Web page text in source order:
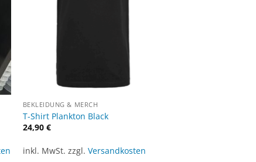
BEKLEIDUNG & MERCH
T-Shirt Plankton Black
24,90 €
inkl. MwSt. zzgl. Versandkosten